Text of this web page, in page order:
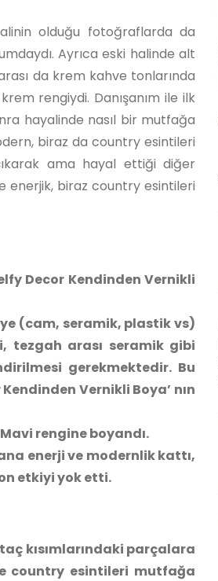
olduğu fotoğraflarda da
Ayrıca eski halinde alt
da krem kahve tonlarında
rengiydi. Danışanım ile ilk
hayalinde nasıl bir mutfağa
biraz da country esintileri
ama hayal ettiği diğer
enerjik, biraz country esintileri
Decor Kendinden Vernikli
(cam, seramik, plastik vs)
tezgah arası seramik gibi
gerekmektedir. Bu
Vernikli Boya’ nın
rengine boyandı.
enerji ve modernlik kattı,
etkiyi yok etti.
kısımlarındaki parçalara
country esintileri mutfağa